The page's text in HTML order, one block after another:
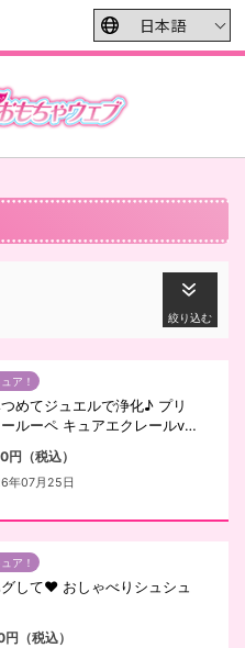
絞り込む
ア！
めてジュエルで浄化♪ プリ
ルーペ キュアエクレールve
（税込）
年07月25日
ア！
して♥ おしゃべりシュシュ
（税込）